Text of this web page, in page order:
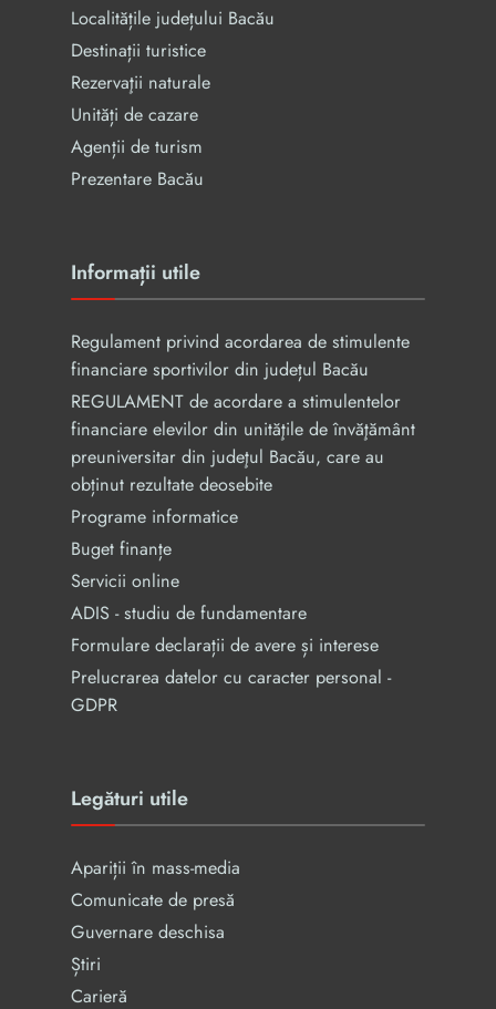
Localitățile județului Bacău
Destinații turistice
Rezervaţii naturale
Unități de cazare
Agenții de turism
Prezentare Bacău
Informații utile
Regulament privind acordarea de stimulente
financiare sportivilor din județul Bacău
REGULAMENT de acordare a stimulentelor
financiare elevilor din unităţile de învăţământ
preuniversitar din judeţul Bacău, care au
obținut rezultate deosebite
Programe informatice
Buget finanțe
Servicii online
ADIS - studiu de fundamentare
Formulare declarații de avere și interese
Prelucrarea datelor cu caracter personal -
GDPR
Legături utile
Apariții în mass-media
Comunicate de presă
Guvernare deschisa
Știri
Carieră